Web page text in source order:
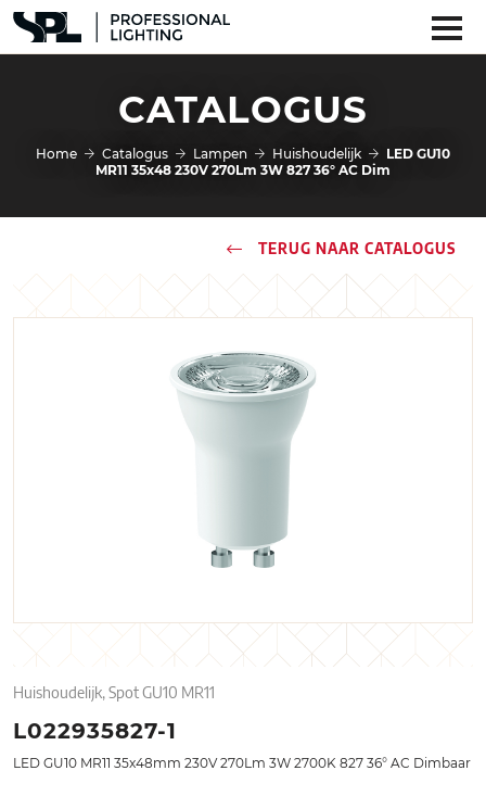
CATALOGUS
Home Catalogus Lampen Huishoudelijk
LED GU10
MR11 35x48 230V 270Lm 3W 827 36° AC Dim
TERUG NAAR CATALOGUS
Huishoudelijk, Spot GU10 MR11
L022935827-1
LED GU10 MR11 35x48mm 230V 270Lm 3W 2700K 827 36° AC Dimbaar